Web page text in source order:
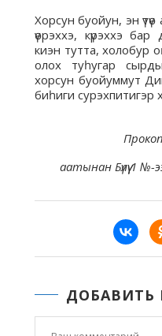
Хорсун буойун, эн
үөрэххэ, күрэххэ
киэн тутта, холобур
олох туһугар
хорсун буойуммут
биһиги сурэхпитигэр
аатынан Бүлүү 1
ДОБАВИТЬ